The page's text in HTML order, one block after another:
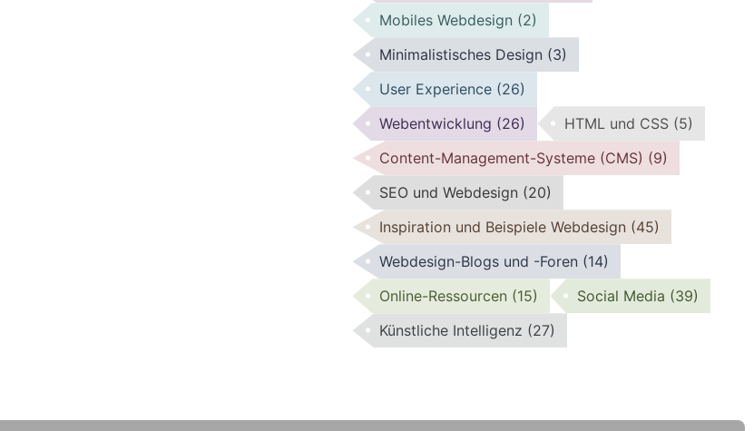
Mobiles Webdesign (2)
Minimalistisches Design (3)
User Experience (26)
Webentwicklung (26) HTML und CSS (5)
Content-Management-Systeme (CMS) (9)
SEO und Webdesign (20)
Inspiration und Beispiele Webdesign (45)
Webdesign-Blogs und -Foren (14)
Online-Ressourcen (15) Social Media (39)
Künstliche Intelligenz (27)